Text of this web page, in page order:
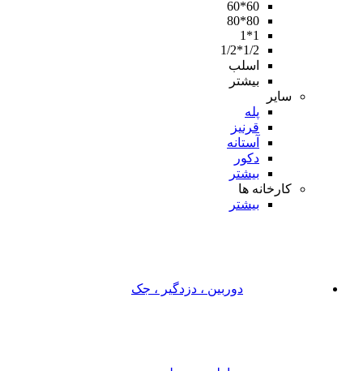
60*60
80*80
1*1
1/2*1/2
اسلب
بیشتر
سایر
پله
قرنیز
آستانه
دکور
بیشتر
کارخانه ها
بیشتر
دوربین ، دزدگیر ، جک